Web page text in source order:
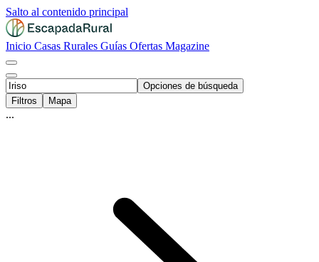
Salto al contenido principal
Inicio Casas Rurales Guías Ofertas Magazine
Opciones de búsqueda
Filtros
Mapa
...